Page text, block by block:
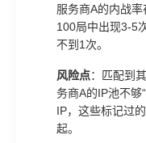
服务商A的内战率
100局中出现3-5
不到1次。
风险点：匹配到
务商A的IP池不
IP，这些标记过
起。